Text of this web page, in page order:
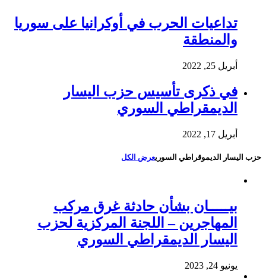
تداعيات الحرب في أوكرانيا على سوريا
والمنطقة
أبريل 25, 2022
في ذكرى تأسيس حزب اليسار
الديمقراطي السوري
أبريل 17, 2022
حزب اليسار الديموقراطي السوريعرض الكل
بيـــــان بشأن حادثة غرق مركب
المهاجرين – اللجنة المركزية لحزب
اليسار الديمقراطي السوري
يونيو 24, 2023